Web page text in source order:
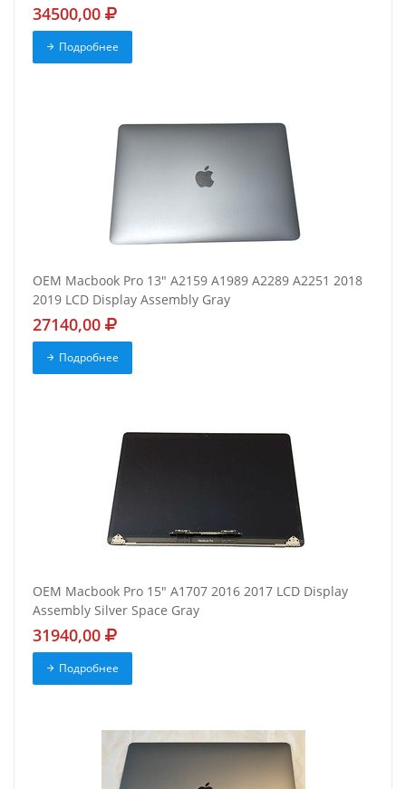
34500,00
Подробнее
OEM Macbook Pro 13" A2159 A1989 A2289 A2251 2018
2019 LCD Display Assembly Gray
27140,00
Подробнее
OEM Macbook Pro 15" A1707 2016 2017 LCD Display
Assembly Silver Space Gray
31940,00
Подробнее